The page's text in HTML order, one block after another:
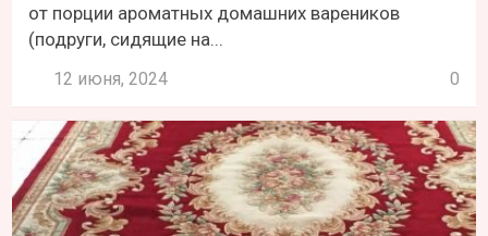
от порции ароматных домашних вареников
(подруги, сидящие на...
12 июня, 2024 0